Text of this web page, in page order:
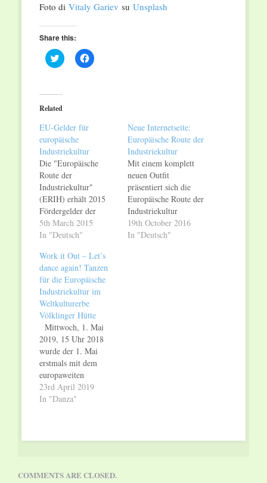
Foto di Vitaly Gariev su Unsplash
Share this:
Click
to
(Opens
in
new
Click
to
Related
EU-Gelder für
europäische
Industriekultur
Die "Europäische
Route der
Industriekultur"
(ERIH) erhält 2015
Fördergelder der
Europäischen Union.
Hintergrund ist das
Europe", das
Kulturprojekte in
Europa fördert. Die
"Europäische Route
der Industriekultur"
wird mit 184.000
Euro unterstützt.
Damit soll das Kultur-
Netzwerk ERIH
weiter gefördert
werden. ERIH plant,
das Netzwerk zu
erweitern und die
5th March 2015
In "Deutsch"
Neue Internetseite:
Europäische Route der
Industriekultur
Mit einem komplett
neuen Outfit
präsentiert sich die
Europäische Route der
Industriekultur
(ERIH) im Internet.
Auf der neuen
19th October 2016
In "Deutsch"
Work it Out – Let’s
dance again! Tanzen
für die Europäische
Industriekultur im
Weltkulturerbe
Völklinger Hütte
Mittwoch, 1. Mai
2019, 15 Uhr 2018
wurde der 1. Mai
erstmals mit dem
europaweiten
Tanzereignis "Work it
Out" gefeiert. In
Industriekultur) haben
23rd April 2019
In "Danza"
COMMENTS ARE CLOSED.